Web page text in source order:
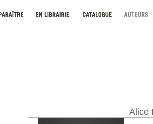
Alice